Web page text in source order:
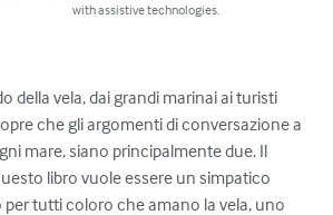
with assistive technologies.
della vela, dai grandi marinai ai turisti
che gli argomenti di conversazione a
mare, siano principalmente due. Il
libro vuole essere un simpatico
tutti coloro che amano la vela, uno